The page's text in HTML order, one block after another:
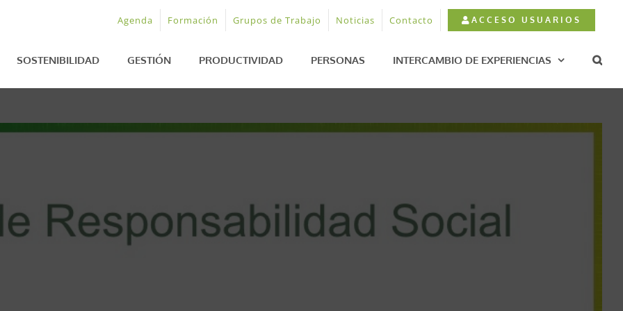
Agenda Formación Grupos de Trabajo Noticias Contacto ACCESO USUARIOS
SOSTENIBILIDAD GESTIÓN PRODUCTIVIDAD PERSONAS INTERCAMBIO DE EXPERIENCIAS